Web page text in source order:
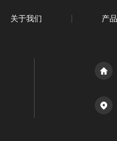
关于我们 产